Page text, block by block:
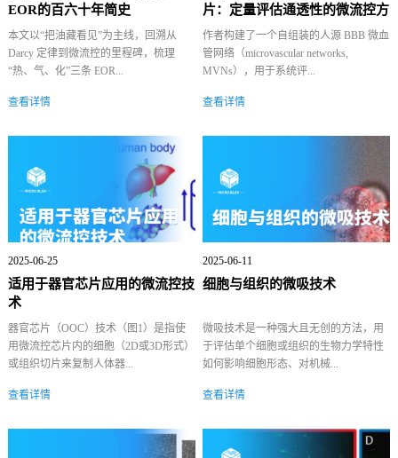
EOR的百六十年简史
本文以“把油藏看见”为主线，回溯从
Darcy 定律到微流控的里程碑，梳理
“热、气、化”三条 EOR...
查看详情
片：定量评估通透性的微流控方
案｜论...
作者构建了一个自组装的人源 BBB 微血
管网络（microvascular networks,
MVNs），用于系统评...
查看详情
2025-06-25
适用于器官芯片应用的微流控技
术
器官芯片（OOC）技术（图1）是指使
用微流控芯片内的细胞（2D或3D形式）
或组织切片来复制人体器...
查看详情
2025-06-11
细胞与组织的微吸技术
微吸技术是一种强大且无创的方法，用
于评估单个细胞或组织的生物力学特性
如何影响细胞形态、对机械...
查看详情